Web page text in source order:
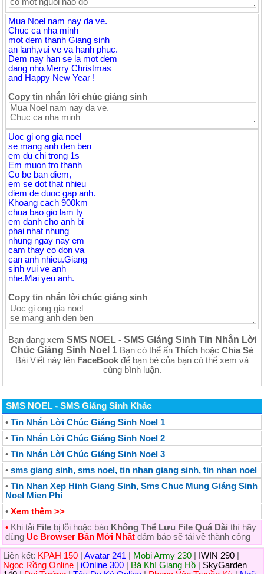
Mua Noel nam nay da ve.
Chuc ca nha minh
mot dem thanh Giang sinh
an lanh,vui ve va hanh phuc.
Dem nay han se la mot dem
dang nho.Merry Christmas
and Happy New Year !
Copy tin nhắn lời chúc giáng sinh
Uoc gi ong gia noel
se mang anh den ben
em du chi trong 1s
Em muon tro thanh
Co be ban diem,
em se dot that nhieu
diem de duoc gap anh.
Khoang cach 900km
chua bao gio lam ty
em danh cho anh bi
phai nhat nhung
nhung ngay nay em
cam thay co don va
can anh nhieu.Giang
sinh vui ve anh
nhe.Mai yeu anh.
Copy tin nhắn lời chúc giáng sinh
Bạn đang xem SMS NOEL - SMS Giáng Sinh Tin Nhắn Lời
Chúc Giáng Sinh Noel 1 Bạn có thể ấn Thích hoặc Chia Sẻ
Bài Viết này lên FaceBook để bạn bè của bạn có thể xem và
cùng bình luận.
SMS NOEL - SMS Giáng Sinh Khác
• Tin Nhắn Lời Chúc Giáng Sinh Noel 1
• Tin Nhắn Lời Chúc Giáng Sinh Noel 2
• Tin Nhắn Lời Chúc Giáng Sinh Noel 3
• sms giang sinh, sms noel, tin nhan giang sinh, tin nhan noel
• Tin Nhan Xep Hinh Giang Sinh, Sms Chuc Mung Giáng Sinh
Noel Mien Phi
• Xem thêm >>
• Khi tải File bị lỗi hoặc báo Không Thể Lưu File Quá Dài thì hãy
dùng Uc Browser Bản Mới Nhất đảm bảo sẽ tải về thành công
Liên kết: KPAH 150 Avatar 241 Mobi Army 230 IWIN 290
Ngọc Rồng Online
iOnline 300 Bá Khí Giang Hồ
SkyGarden